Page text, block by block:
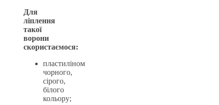
Для
ліплення
такої
ворони
скористаємося:
пластиліном
чорного,
сірого,
білого
кольору;